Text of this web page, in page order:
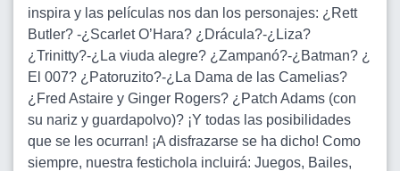
inspira y las películas nos dan los personajes: ¿Rett
Butler? -¿Scarlet O’Hara? ¿Drácula?-¿Liza?
¿Trinitty?-¿La viuda alegre? ¿Zampanó?-¿Batman? ¿
El 007? ¿Patoruzito?-¿La Dama de las Camelias?
¿Fred Astaire y Ginger Rogers? ¿Patch Adams (con
su nariz y guardapolvo)? ¡Y todas las posibilidades
que se les ocurran! ¡A disfrazarse se ha dicho! Como
siempre, nuestra festichola incluirá: Juegos, Bailes,